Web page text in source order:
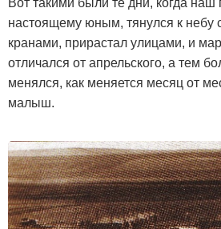
настоящему юным, тянулся к небу
кранами, прирастал улицами, и
отличался от апрельского, а тем
менялся, как меняется месяц от
малыш.